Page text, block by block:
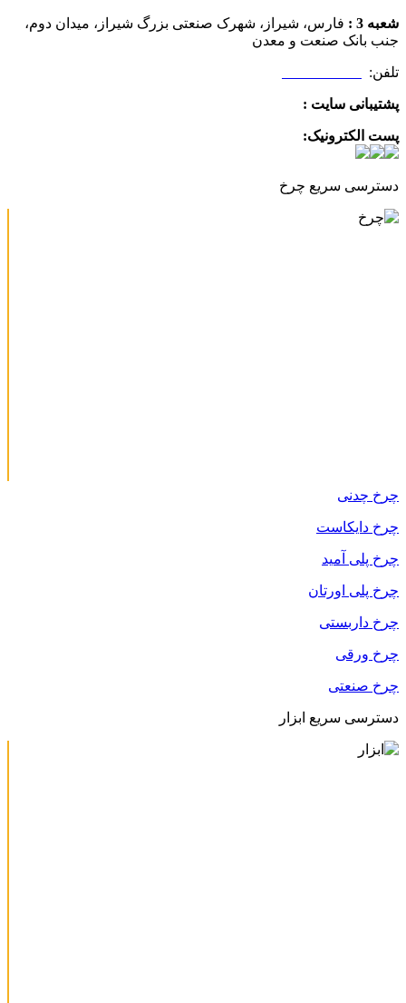
شعبه 3 :
فارس، شیراز، شهرک صنعتی بزرگ شیراز، میدان دوم،
جنب بانک صنعت و معدن
تلفن:
پشتیبانی سایت :
پست الکترونیک:
دسترسی سریع چرخ
چرخ چدنی
چرخ دایکاست
چرخ پلی آمید
چرخ پلی اورتان
چرخ داربستی
چرخ ورقی
چرخ صنعتی
دسترسی سریع ابزار